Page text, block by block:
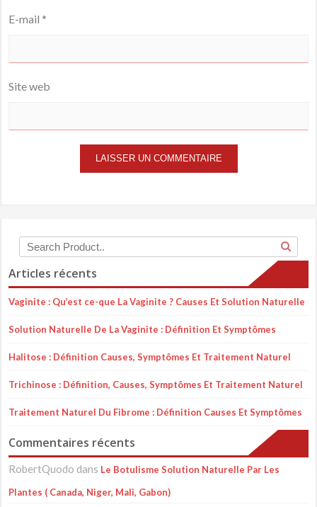
E-mail *
Site web
Articles récents
Vaginite : Qu’est ce-que La Vaginite ? Causes Et Solution Naturelle
Solution Naturelle De La Vaginite : Définition Et Symptômes
Halitose : Définition Causes, Symptômes Et Traitement Naturel
Trichinose : Définition, Causes, Symptômes Et Traitement Naturel
Traitement Naturel Du Fibrome : Définition Causes Et Symptômes
Commentaires récents
RobertQuodo dans Le Botulisme Solution Naturelle Par Les
Plantes ( Canada, Niger, Mali, Gabon)